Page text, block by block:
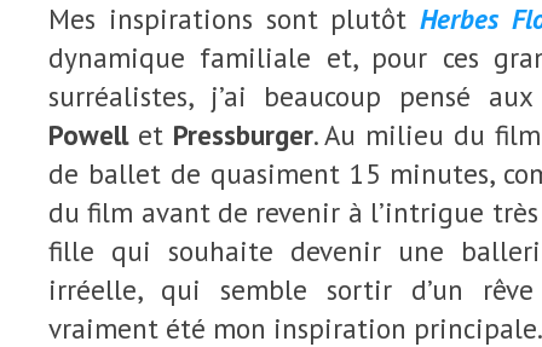
Mes inspirations sont plutôt Herbes
dynamique familiale et, pour ces
surréalistes, j’ai beaucoup pensé
Powellet Pressburger. Au milieu du
de ballet de quasiment 15 minutes,
du film avant de revenir à l’intrigue
fille qui souhaite devenir une
irréelle, qui semble sortir d’un
vraiment été mon inspiration principale.